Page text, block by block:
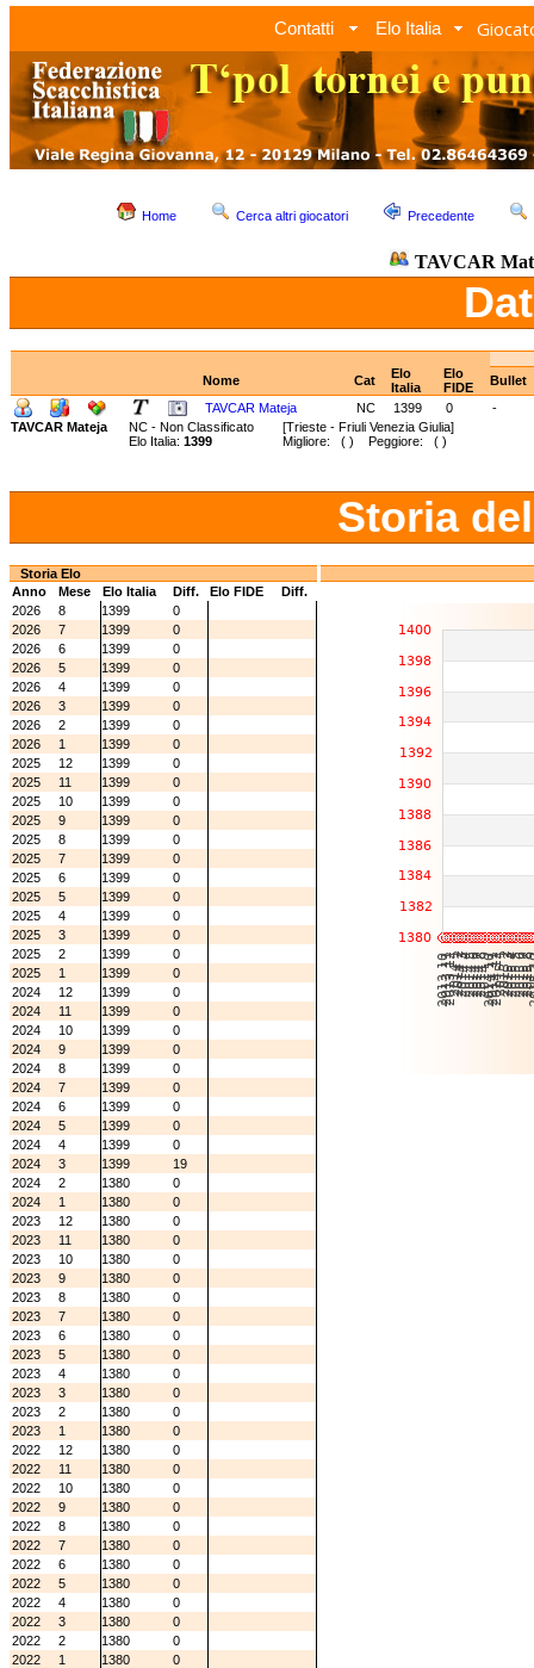
Contatti Elo Italia
Home Cerca altri giocatori Precedente
TAVCAR
Nome Cat
Elo
Italia
Elo
FIDE
Bullet
TAVCAR Mateja
NC 1399 0
-
TAVCAR Mateja
NC - Non Classificato [Trieste - Friuli Venezia Giulia]
Elo Italia: 1399 Migliore: ( ) Peggiore: ( )
Storia
Storia Elo
Anno
Mese Elo Italia Diff. Elo FIDE
Diff.
2026
8 1399
0
2026
7 1399
0
2026
6 1399
0
2026
5 1399
0
2026
4 1399
0
2026
3 1399
0
2026
2 1399
0
2026
1 1399
0
2025
12 1399
0
2025
11 1399
0
2025
10 1399
0
2025
9 1399
0
2025
8 1399
0
2025
7 1399
0
2025
6 1399
0
2025
5 1399
0
2025
4 1399
0
2025
3 1399
0
2025
2 1399
0
2025
1 1399
0
2024
12 1399
0
2024
11 1399
0
2024
10 1399
0
2024
9 1399
0
2024
8 1399
0
2024
7 1399
0
2024
6 1399
0
2024
5 1399
0
2024
4 1399
0
2024
3 1399
19
2024
2 1380
0
2024
1 1380
0
2023
12 1380
0
2023
11 1380
0
2023
10 1380
0
2023
9 1380
0
2023
8 1380
0
2023
7 1380
0
2023
6 1380
0
2023
5 1380
0
2023
4 1380
0
2023
3 1380
0
2023
2 1380
0
2023
1 1380
0
2022
12 1380
0
2022
11 1380
0
2022
10 1380
0
2022
9 1380
0
2022
8 1380
0
2022
7 1380
0
2022
6 1380
0
2022
5 1380
0
2022
4 1380
0
2022
3 1380
0
2022
2 1380
0
2022
1 1380
0